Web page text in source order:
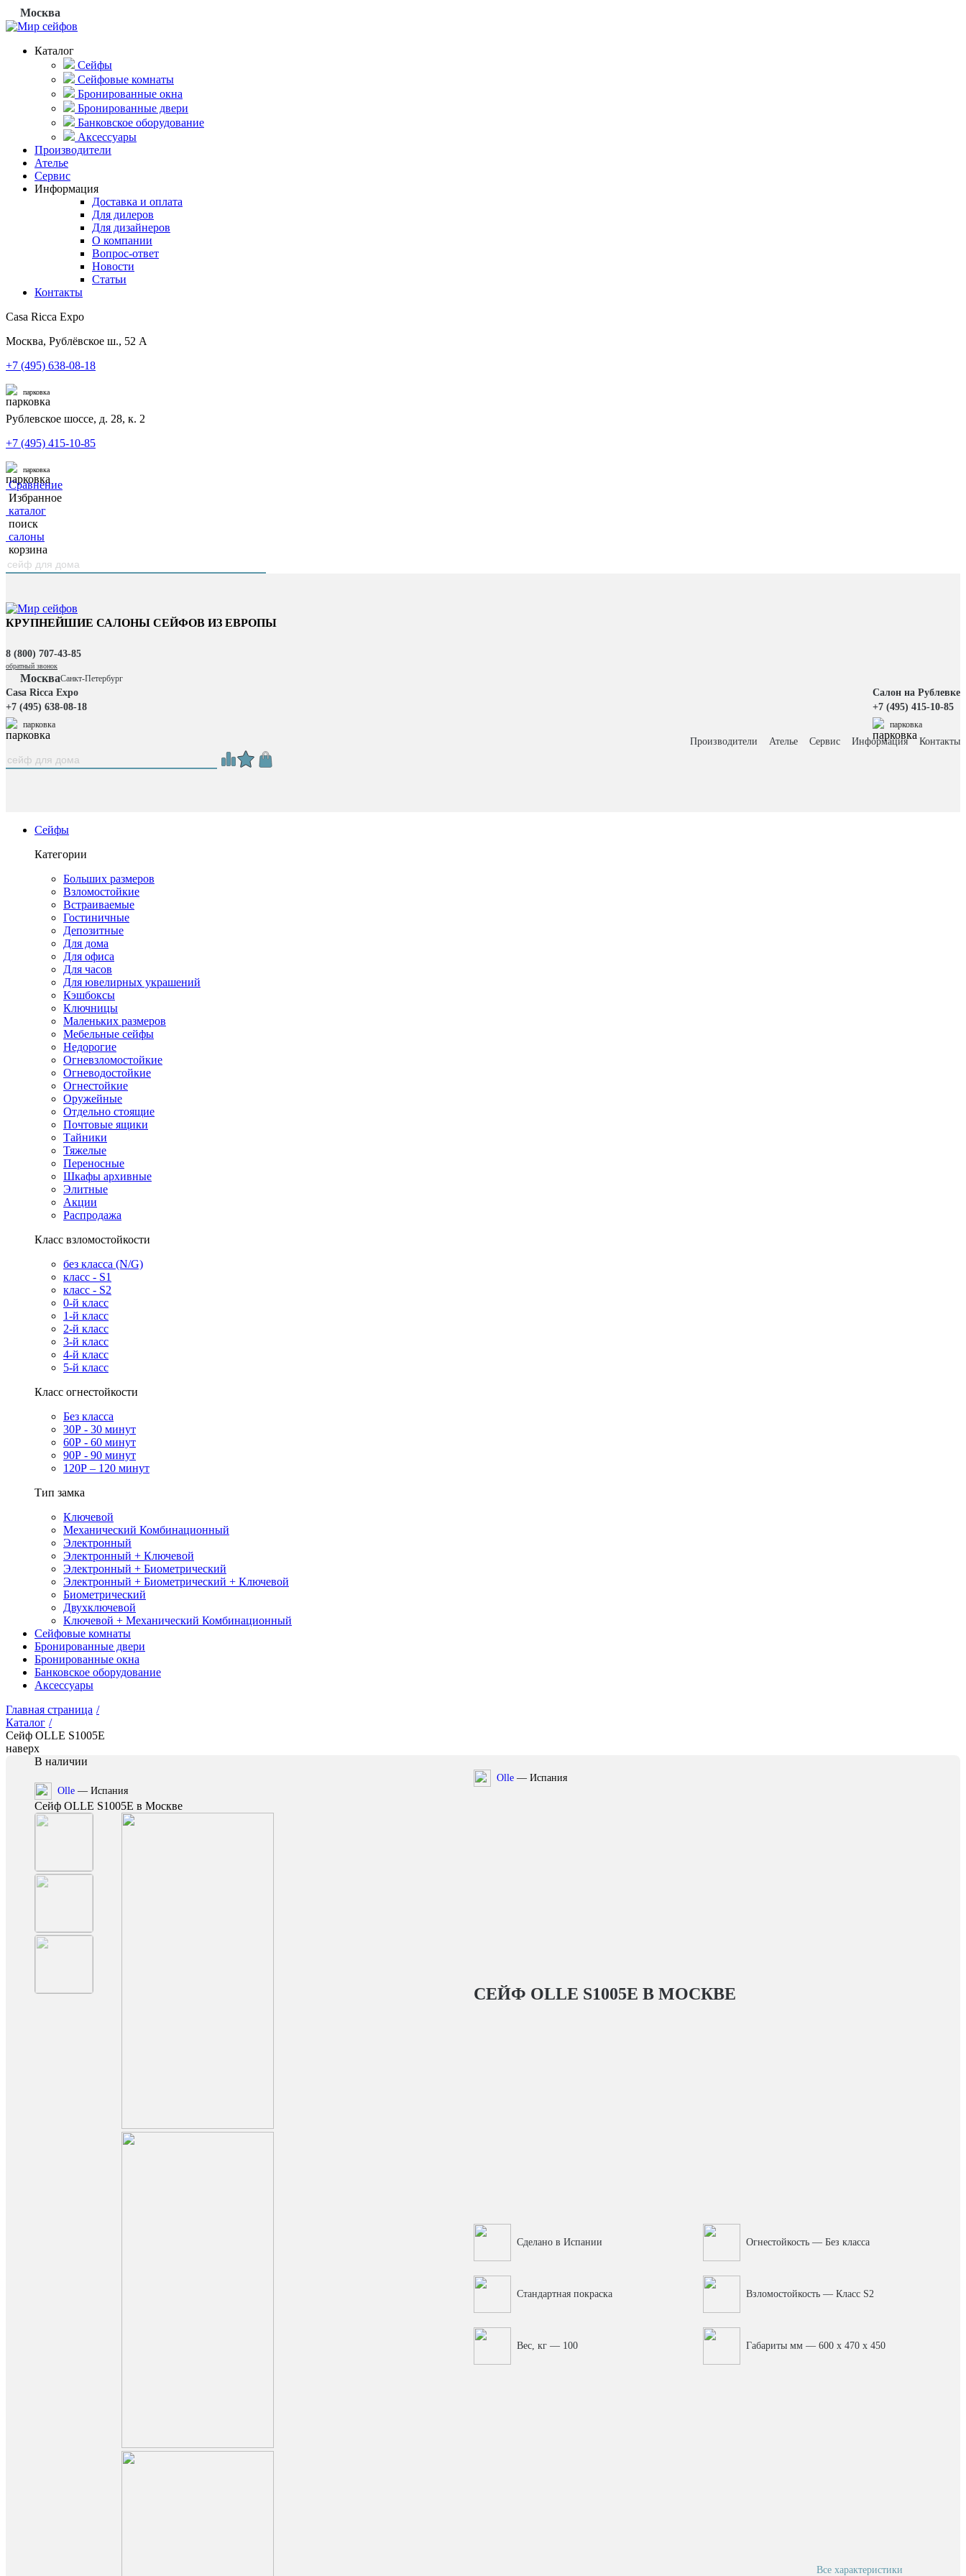
Москва
Каталог
Сейфы
Сейфовые комнаты
Бронированные окна
Бронированные двери
Банковское оборудование
Аксессуары
Производители
Ателье
Сервис
Информация
Доставка и оплата
Для дилеров
Для дизайнеров
О компании
Вопрос-ответ
Новости
Статьи
Контакты
Casa Ricca Expo
Москва, Рублёвское ш., 52 А
+7 (495) 638-08-18
парковка
Рублевское шоссе, д. 28, к. 2
+7 (495) 415-10-85
парковка
Сравнение
Избранное
каталог
поиск
салоны
корзина
КРУПНЕЙШИЕ САЛОНЫ СЕЙФОВ ИЗ ЕВРОПЫ
8 (800) 707-43-85
обратный звонок
МоскваСанкт-Петербург
Casa Ricca Expo
+7 (495) 638-08-18
парковка
Салон на Рублевке
+7 (495) 415-10-85
парковка
Производители Ателье Сервис Информация Контакты
Сейфы
Категории
Больших размеров
Взломостойкие
Встраиваемые
Гостиничные
Депозитные
Для дома
Для офиса
Для часов
Для ювелирных украшений
Кэшбоксы
Ключницы
Маленьких размеров
Мебельные сейфы
Недорогие
Огневзломостойкие
Огневодостойкие
Огнестойкие
Оружейные
Отдельно стоящие
Почтовые ящики
Тайники
Тяжелые
Переносные
Шкафы архивные
Элитные
Акции
Распродажа
Класс взломостойкости
без класса (N/G)
класс - S1
класс - S2
0-й класс
1-й класс
2-й класс
3-й класс
4-й класс
5-й класс
Класс огнестойкости
Без класса
30Р - 30 минут
60Р - 60 минут
90Р - 90 минут
120Р – 120 минут
Тип замка
Ключевой
Механический Комбинационный
Электронный
Электронный + Ключевой
Электронный + Биометрический
Электронный + Биометрический + Ключевой
Биометрический
Двухключевой
Ключевой + Механический Комбинационный
Сейфовые комнаты
Бронированные двери
Бронированные окна
Банковское оборудование
Аксессуары
Главная страница /
Каталог /
Сейф OLLE S1005E
наверх
В наличии
Olle — Испания
Сейф OLLE S1005E в Москве
Olle — Испания
СЕЙФ OLLE S1005E В МОСКВЕ
Сделано в Испании Огнестойкость — Без класса
Стандартная покраска Взломостойкость — Класс S2
Вес, кг — 100 Габариты мм — 600 x 470 x 450
Все характеристики